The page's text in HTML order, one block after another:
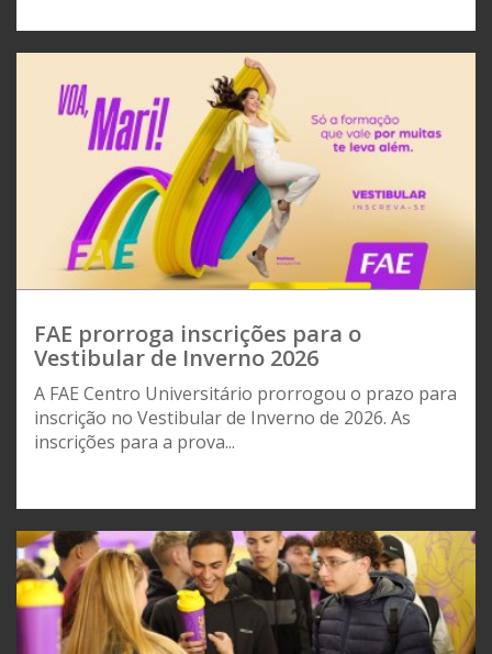
FAE prorroga inscrições para o
Vestibular de Inverno 2026
A FAE Centro Universitário prorrogou o prazo para
inscrição no Vestibular de Inverno de 2026. As
inscrições para a prova...